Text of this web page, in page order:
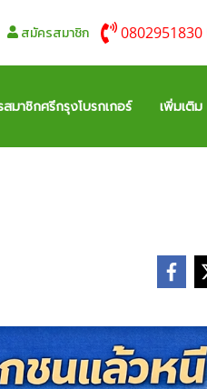
สมัครสมาชิก 0802951830
มาชิกศรีกรุงโบรกเกอร์ เพิ่มเติม